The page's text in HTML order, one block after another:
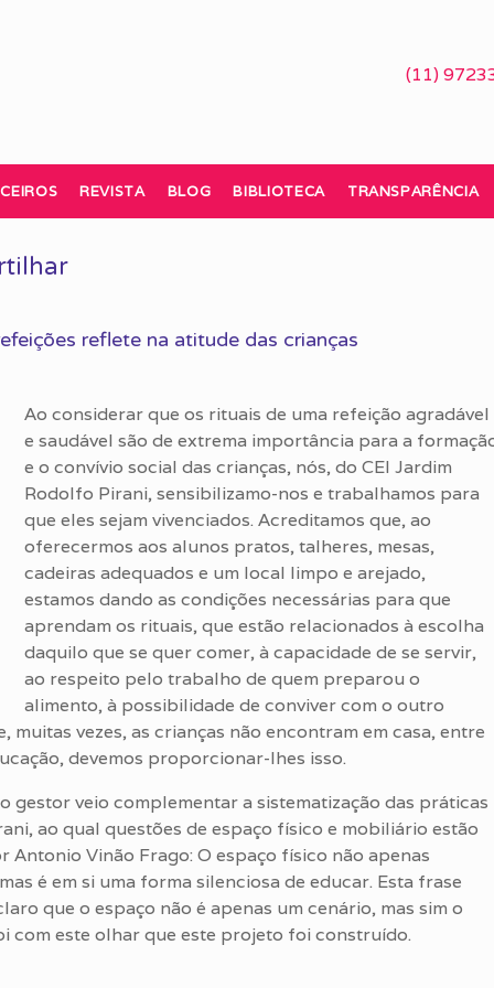
(11)
REVISTA BLOG BIBLIOTECA TRANSPARÊNCIA
reflete na atitude das crianças
Ao considerar que os rituais de uma refeição agradável
e saudável são de extrema importância para a
e o convívio social das crianças, nós, do CEI Jardim
Rodolfo Pirani, sensibilizamo-nos e trabalhamos para
que eles sejam vivenciados. Acreditamos que, ao
oferecermos aos alunos pratos, talheres, mesas,
cadeiras adequados e um local limpo e arejado,
estamos dando as condições necessárias para que
aprendam os rituais, que estão relacionados à escolha
daquilo que se quer comer, à capacidade de se servir,
ao respeito pelo trabalho de quem preparou o
alimento, à possibilidade de conviver com o outro
vezes, as crianças não encontram em casa, entre
devemos proporcionar-lhes isso.
veio complementar a sistematização das práticas
ao qual questões de espaço físico e mobiliário estão
Vinão Frago: O espaço físico não apenas
é em si uma forma silenciosa de educar. Esta frase
que o espaço não é apenas um cenário, mas sim o
com este olhar que este projeto foi construído.